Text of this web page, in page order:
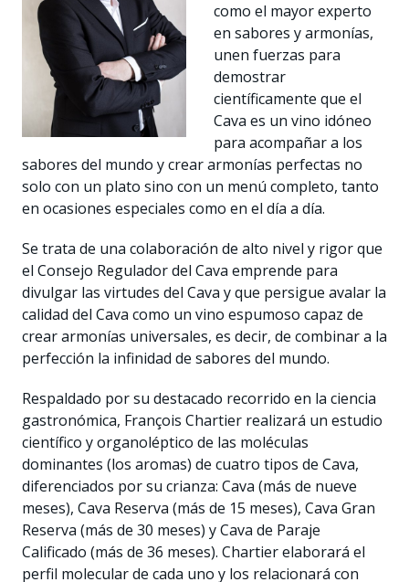
como el mayor experto
en sabores y armonías,
unen fuerzas para
demostrar
científicamente que el
Cava es un vino idóneo
para acompañar a los
sabores del mundo y crear armonías perfectas no
solo con un plato sino con un menú completo, tanto
en ocasiones especiales como en el día a día.
Se trata de una colaboración de alto nivel y rigor que
el Consejo Regulador del Cava emprende para
divulgar las virtudes del Cava y que persigue avalar la
calidad del Cava como un vino espumoso capaz de
crear armonías universales, es decir, de combinar a la
perfección la infinidad de sabores del mundo.
Respaldado por su destacado recorrido en la ciencia
gastronómica, François Chartier realizará un estudio
científico y organoléptico de las moléculas
dominantes (los aromas) de cuatro tipos de Cava,
diferenciados por su crianza: Cava (más de nueve
meses), Cava Reserva (más de 15 meses), Cava Gran
Reserva (más de 30 meses) y Cava de Paraje
Calificado (más de 36 meses). Chartier elaborará el
perfil molecular de cada uno y los relacionará con